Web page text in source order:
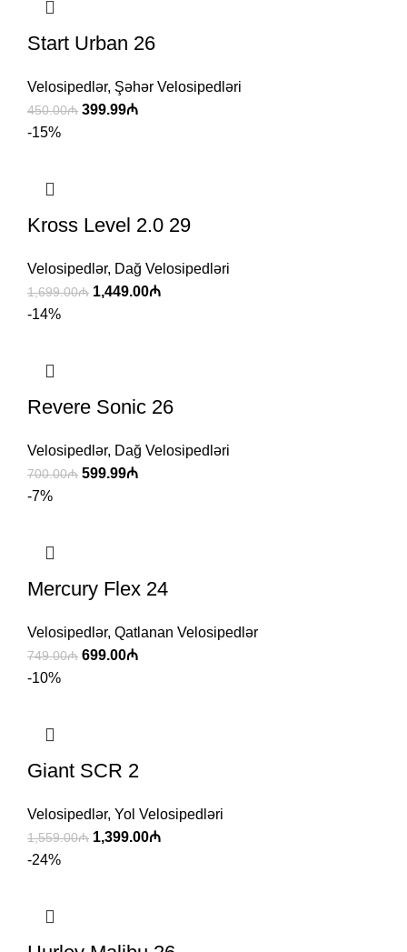
Start Urban 26
Velosipedlər, Şəhər Velosipedləri
450.00₼ 399.99₼
-15%
Kross Level 2.0 29
Velosipedlər, Dağ Velosipedləri
1,699.00₼ 1,449.00₼
-14%
Revere Sonic 26
Velosipedlər, Dağ Velosipedləri
700.00₼ 599.99₼
-7%
Mercury Flex 24
Velosipedlər, Qatlanan Velosipedlər
749.00₼ 699.00₼
-10%
Giant SCR 2
Velosipedlər, Yol Velosipedləri
1,559.00₼ 1,399.00₼
-24%